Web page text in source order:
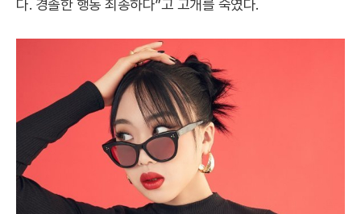
다. 경솔한 행동 죄송하다”고 고개를 숙였다.